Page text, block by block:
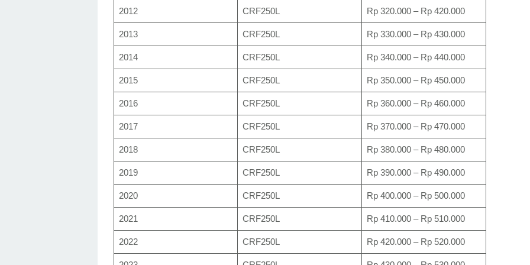
2012 CRF250L Rp 320.000 – Rp 420.000
2013 CRF250L Rp 330.000 – Rp 430.000
2014 CRF250L Rp 340.000 – Rp 440.000
2015 CRF250L Rp 350.000 – Rp 450.000
2016 CRF250L Rp 360.000 – Rp 460.000
2017 CRF250L Rp 370.000 – Rp 470.000
2018 CRF250L Rp 380.000 – Rp 480.000
2019 CRF250L Rp 390.000 – Rp 490.000
2020 CRF250L Rp 400.000 – Rp 500.000
2021 CRF250L Rp 410.000 – Rp 510.000
2022 CRF250L Rp 420.000 – Rp 520.000